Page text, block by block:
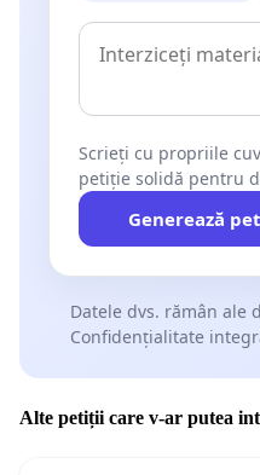
Scrieți cu propriile
petiție solidă pentru
Generează
Datele dvs. rămân ale
Confidențialitate
Alte petiții care v-ar putea